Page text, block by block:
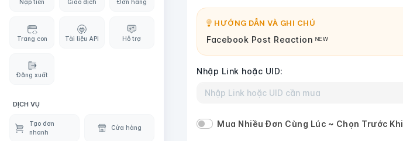
Nạp tiền Giao dịch Đơn hàng
Trang con Tài liệu API Hỗ trợ
Đăng xuất
DỊCH VỤ
Tạo đơn
nhanh
Cửa hàng
HƯỚNG DẪN VÀ GHI CHÚ
Facebook Post Reaction ᴺᴱᵂ
Nhập Link hoặc UID:
Mua Nhiều Đơn Cùng Lúc ~ Chọn Trước